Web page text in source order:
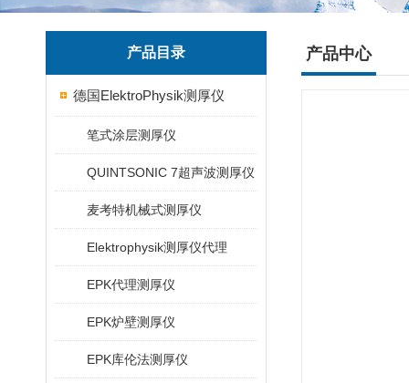
产品目录
德国ElektroPhysik测厚仪
笔式涂层测厚仪
QUINTSONIC 7超声波测厚仪
麦考特机械式测厚仪
Elektrophysik测厚仪代理
EPK代理测厚仪
EPK炉壁测厚仪
EPK库伦法测厚仪
产品中心